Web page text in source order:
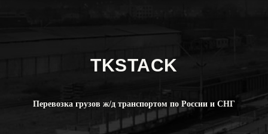
TKSTACK
Перевозка грузов ж/д транспортом по России и СНГ